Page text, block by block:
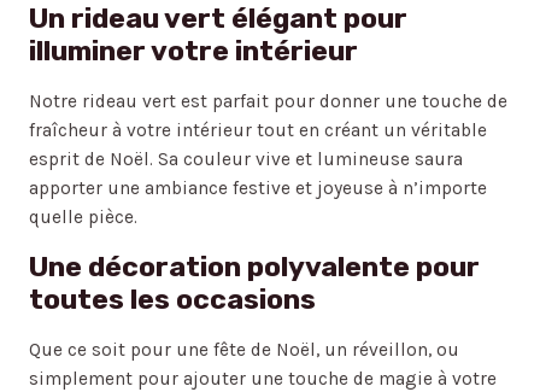
Un rideau vert élégant pour
illuminer votre intérieur
Notre rideau vert est parfait pour donner une touche de
fraîcheur à votre intérieur tout en créant un véritable
esprit de Noël. Sa couleur vive et lumineuse saura
apporter une ambiance festive et joyeuse à n’importe
quelle pièce.
Une décoration polyvalente pour
toutes les occasions
Que ce soit pour une fête de Noël, un réveillon, ou
simplement pour ajouter une touche de magie à votre